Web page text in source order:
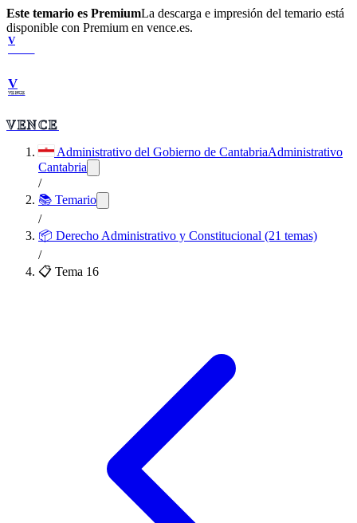
Este temario es PremiumLa descarga e impresión del temario está
disponible con Premium en vence.es.
V
V
VENCE
VENCE
Administrativo del Gobierno de CantabriaAdministrativo
Cantabria
/
📚 Temario
/
📦 Derecho Administrativo y Constitucional (21 temas)
/
📋 Tema 16